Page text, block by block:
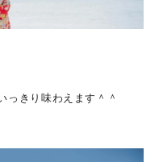
っきり味わえます＾＾